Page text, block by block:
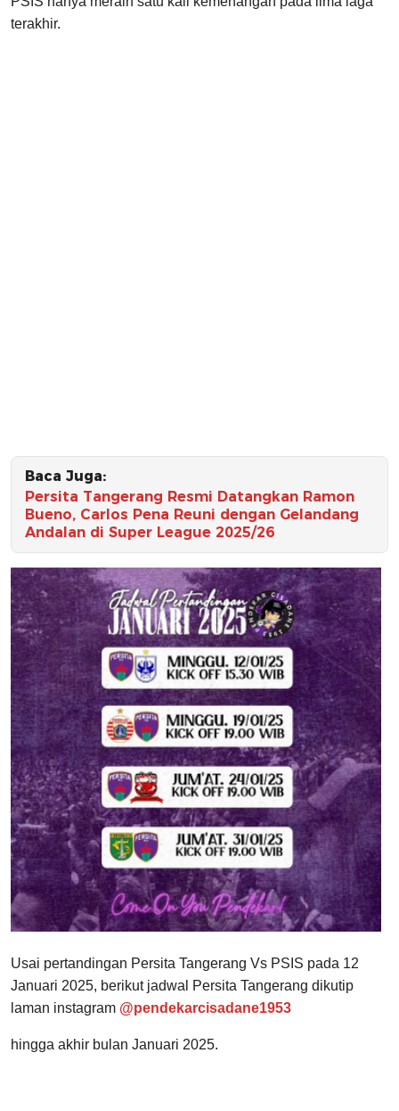
terakhir.
Baca Juga:
Persita Tangerang Resmi Datangkan Ramon
Bueno, Carlos Pena Reuni dengan Gelandang
Andalan di Super League 2025/26
Usai pertandingan Persita Tangerang Vs PSIS pada 12
Januari 2025, berikut jadwal Persita Tangerang dikutip
laman instagram @pendekarcisadane1953
hingga akhir bulan Januari 2025.